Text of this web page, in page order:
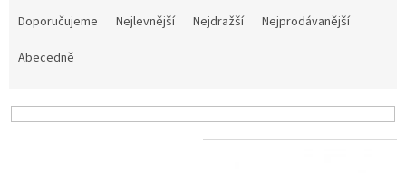
p
Doporučujeme Nejlevnější Nejdražší
Nejprodávanější
Abecedně